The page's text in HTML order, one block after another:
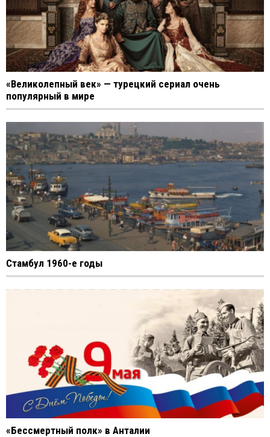
«Великолепный век» — турецкий сериал очень
популярный в мире
Стамбул 1960-е годы
«Бессмертный полк» в Анталии